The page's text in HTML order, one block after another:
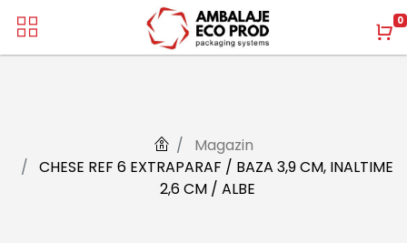
0
Magazin
CHESE REF 6 EXTRAPARAF / BAZA 3,9 CM, INALTIME
2,6 CM / ALBE